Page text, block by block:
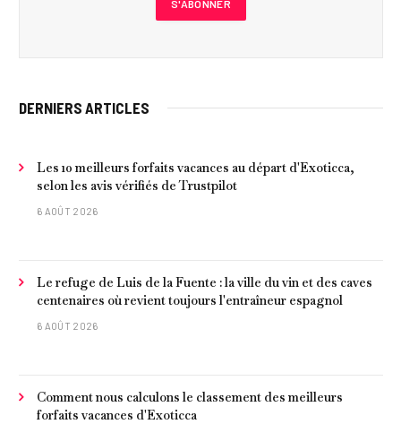
DERNIERS ARTICLES
Les 10 meilleurs forfaits vacances au départ d'Exoticca,
selon les avis vérifiés de Trustpilot
6 AOÛT 2026
Le refuge de Luis de la Fuente : la ville du vin et des caves
centenaires où revient toujours l'entraîneur espagnol
6 AOÛT 2026
Comment nous calculons le classement des meilleurs
forfaits vacances d'Exoticca